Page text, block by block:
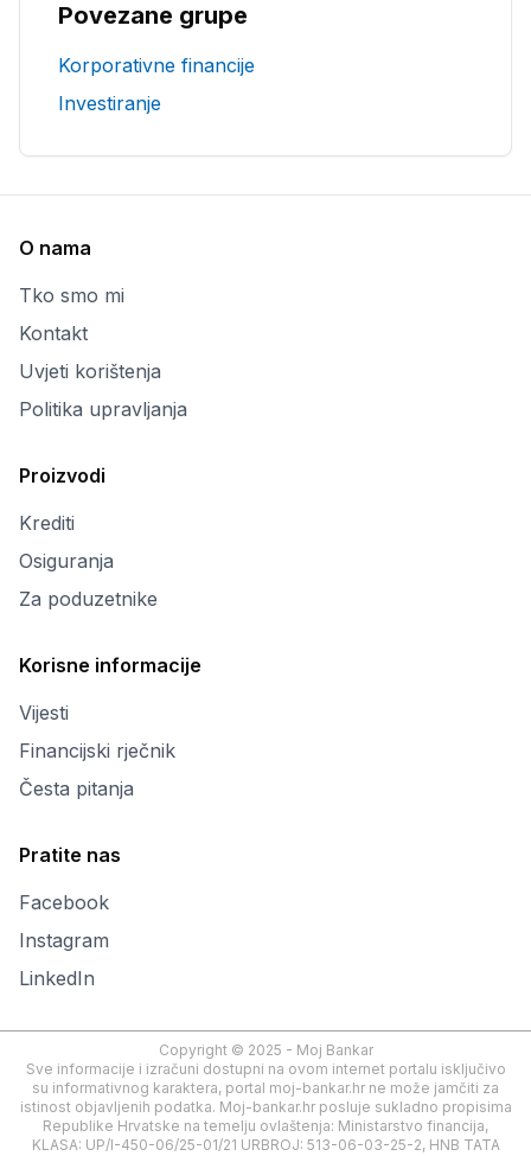
Povezane grupe
Korporativne financije
Investiranje
O nama
Tko smo mi
Kontakt
Uvjeti korištenja
Politika upravljanja
Proizvodi
Krediti
Osiguranja
Za poduzetnike
Korisne informacije
Vijesti
Financijski rječnik
Česta pitanja
Pratite nas
Facebook
Instagram
LinkedIn
Copyright © 2025 - Moj Bankar
Sve informacije i izračuni dostupni na ovom internet portalu isključivo
su informativnog karaktera, portal moj-bankar.hr ne može jamčiti za
istinost objavljenih podatka. Moj-bankar.hr posluje sukladno propisima
Republike Hrvatske na temelju ovlaštenja: Ministarstvo financija,
KLASA: UP/I-450-06/25-01/21 URBROJ: 513-06-03-25-2, HNB TATA